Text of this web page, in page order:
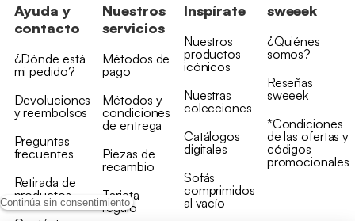
Continúa sin consentimiento
Ayuda y
contacto
¿Dónde está
mi pedido?
Devoluciones
y reembolsos
Preguntas
frecuentes
Retirada de
productos
Nuestros
servicios
Métodos de
pago
Métodos y
condiciones
de entrega
Piezas de
recambio
Tarjeta
regalo
Inspírate
Nuestros
productos
icónicos
Nuestras
colecciones
Catálogos
digitales
Sofás
comprimidos
al vacío
sweeek
¿Quiénes
somos?
Reseñas
sweeek
*Condiciones
de las ofertas y
códigos
promocionales